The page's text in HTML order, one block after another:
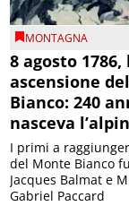
MONTAGNA
8 agosto
ascensione
Bianco: 240
nasceva
I primi a
del Monte Bianco
Jacques Balmat e
Gabriel Paccard